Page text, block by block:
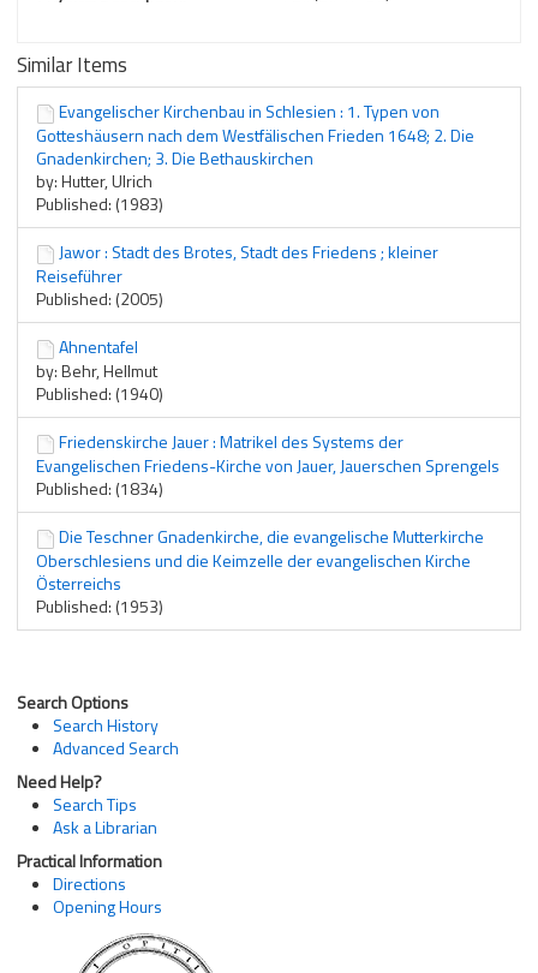
Similar Items
Evangelischer Kirchenbau in Schlesien : 1. Typen von
Gotteshäusern nach dem Westfälischen Frieden 1648; 2. Die
Gnadenkirchen; 3. Die Bethauskirchen
by: Hutter, Ulrich
Published: (1983)
Jawor : Stadt des Brotes, Stadt des Friedens ; kleiner
Reiseführer
Published: (2005)
Ahnentafel
by: Behr, Hellmut
Published: (1940)
Friedenskirche Jauer : Matrikel des Systems der
Evangelischen Friedens-Kirche von Jauer, Jauerschen Sprengels
Published: (1834)
Die Teschner Gnadenkirche, die evangelische Mutterkirche
Oberschlesiens und die Keimzelle der evangelischen Kirche
Österreichs
Published: (1953)
Search Options
Search History
Advanced Search
Need Help?
Search Tips
Ask a Librarian
Practical Information
Directions
Opening Hours